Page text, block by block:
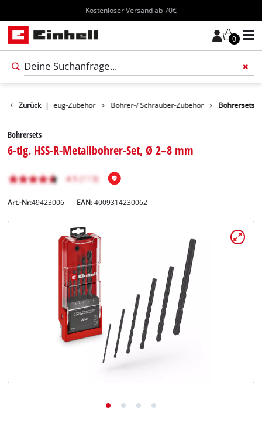
Kostenloser Versand ab 70€
0
Zurück |
Werkzeug-Zubehör Bohrer-/ Schrauber-Zubehör Bohrersets
Bohrersets
6-tlg. HSS-R-Metallbohrer-Set, Ø 2–8 mm
Art.-Nr:49423006 EAN:4009314230062